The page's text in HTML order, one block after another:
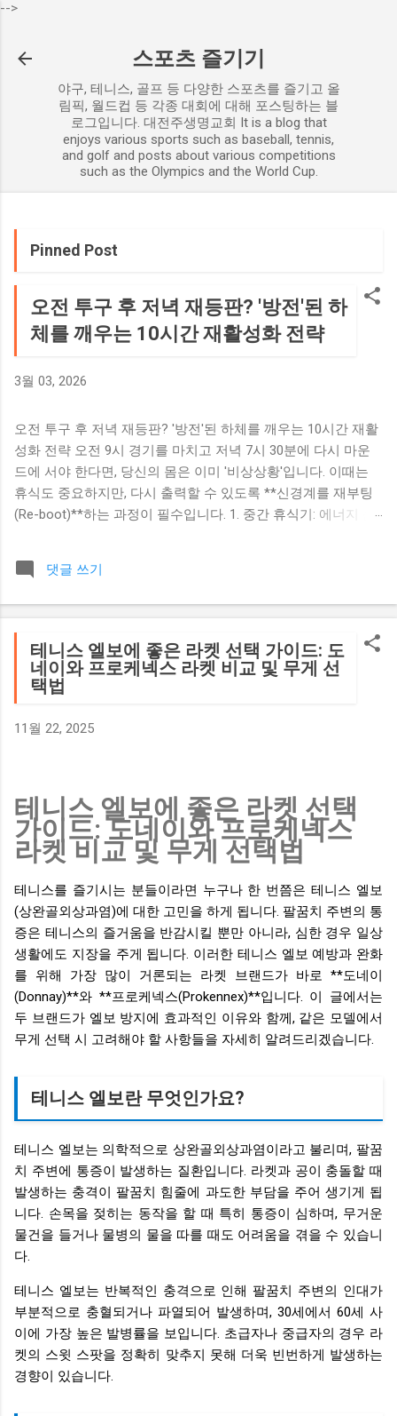
-->
스포츠 즐기기
야구, 테니스, 골프 등 다양한 스포츠를 즐기고 올
림픽, 월드컵 등 각종 대회에 대해 포스팅하는 블
로그입니다. 대전주생명교회 It is a blog that
enjoys various sports such as baseball, tennis,
and golf and posts about various competitions
such as the Olympics and the World Cup.
Pinned Post
오전 투구 후 저녁 재등판? '방전'된 하
체를 깨우는 10시간 재활성화 전략
3월 03, 2026
오전 투구 후 저녁 재등판? '방전'된 하체를 깨우는 10시간 재활
성화 전략 오전 9시 경기를 마치고 저녁 7시 30분에 다시 마운
드에 서야 한다면, 당신의 몸은 이미 '비상상황'입니다. 이때는
휴식도 중요하지만, 다시 출력할 수 있도록 **신경계를 재부팅
(Re-boot)**하는 과정이 필수입니다. 1. 중간 휴식기: 에너지 음
인)를 찾으시는데, 이는 오히려 수분을 빼앗고 심박수를 높여 회
복을 방해합니다. 초콜릿 우유 & 전해질 음료: 소실된 탄수화물
시간 정도의 짧은 낮잠은 뇌와 근육의 피로도를 획기적으로 낮
춰줍니다. 2. 하체 신경계를 깨우는 '10분 재부팅 루틴' 저녁 경
기 전, 굳어버린 하체를 다시 데워야 팔에 가해지는 부담을 줄일
수 있습니다. 흉추 및 고관절 가동성: '월드 그레이티스트 스트레
치'처럼 상하체를 동시에 여는 동작을 수행하세요. 플라이오메
트릭 자극: 가벼운 점프(포고 점프)로 신경계에 "이제 다시 폭발
수분 보충: 경기 중에도 물에 소금 한 꼬집을 타서 마시면 근육
경련(쥐)을 예방할 수 있습니다. 💡 한 줄 요약: 당일 재등판은 어
깨 힘이 아닌, 하체의 탄력과 세심한 에너지 관리의 싸움입니다.
댓글 쓰기
테니스 엘보에 좋은 라켓 선택 가이드: 도
네이와 프로케넥스 라켓 비교 및 무게 선
택법
11월 22, 2025
테니스 엘보에 좋은 라켓 선택
가이드: 도네이와 프로케넥스
라켓 비교 및 무게 선택법
테니스를 즐기시는 분들이라면 누구나 한 번쯤은 테니스 엘보
(상완골외상과염)에 대한 고민을 하게 됩니다. 팔꿈치 주변의 통
증은 테니스의 즐거움을 반감시킬 뿐만 아니라, 심한 경우 일상
생활에도 지장을 주게 됩니다. 이러한 테니스 엘보 예방과 완화
를 위해 가장 많이 거론되는 라켓 브랜드가 바로 **도네이
(Donnay)**와 **프로케넥스(Prokennex)**입니다. 이 글에서는
두 브랜드가 엘보 방지에 효과적인 이유와 함께, 같은 모델에서
무게 선택 시 고려해야 할 사항들을 자세히 알려드리겠습니다.
테니스 엘보란 무엇인가요?
테니스 엘보는 의학적으로 상완골외상과염이라고 불리며, 팔꿈
치 주변에 통증이 발생하는 질환입니다. 라켓과 공이 충돌할 때
발생하는 충격이 팔꿈치 힘줄에 과도한 부담을 주어 생기게 됩
니다. 손목을 젖히는 동작을 할 때 특히 통증이 심하며, 무거운
물건을 들거나 물병의 물을 따를 때도 어려움을 겪을 수 있습니
다.
테니스 엘보는 반복적인 충격으로 인해 팔꿈치 주변의 인대가
부분적으로 충혈되거나 파열되어 발생하며, 30세에서 60세 사
이에 가장 높은 발병률을 보입니다. 초급자나 중급자의 경우 라
켓의 스윗 스팟을 정확히 맞추지 못해 더욱 빈번하게 발생하는
경향이 있습니다.